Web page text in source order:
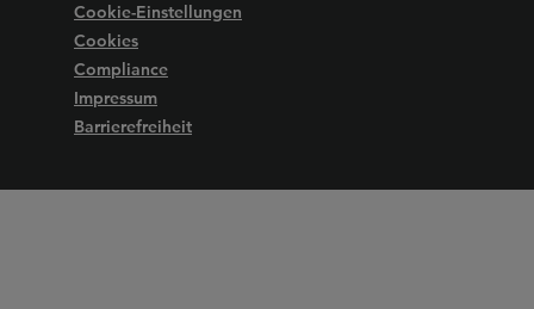
Cookie-Einstellungen
Cookies
Compliance
Impressum
Barrierefreiheit